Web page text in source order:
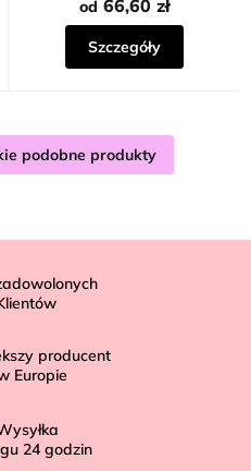
od 66,60 zł
Szczegóły
podobne produkty
producent
Europie
24 godzin